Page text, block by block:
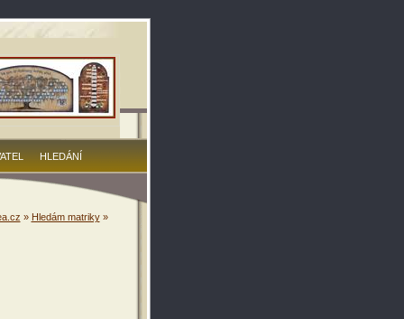
HLEDÁNÍ
» Hledám matriky»